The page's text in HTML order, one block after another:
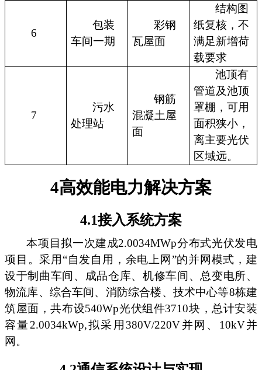
6
包装
车间一期
彩钢
瓦屋面
结构图
纸复核，不
满足新增荷
载要求
7
污水
处理站
钢筋
混凝土屋
面
池顶有
管道及池顶
罩棚，可用
面积狭小，
离主要光伏
区域远。
4高效能电力解决方案
4.1接入系统方案
本项目拟一次建成2.0034MWp分布式光伏发电
项目。采用“自发自用，余电上网”的并网模式，建
设于制曲车间、成品仓库、机修车间、总变电所、
物流库、综合车间、消防综合楼、技术中心等8栋建
筑屋面，共布设540Wp光伏组件3710块，总计安装
容量2.0034kWp,拟采用380V/220V并网、10kV并
网。